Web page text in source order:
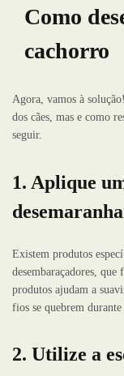
Como
cachorro
Agora, vamos à
dos cães, mas e como
seguir.
1. Aplique
Existem produtos
desembaraçadores, que
produtos ajudam a
fios se quebrem durante
2. Utilize a